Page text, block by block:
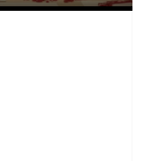
Settings
PIP Enter